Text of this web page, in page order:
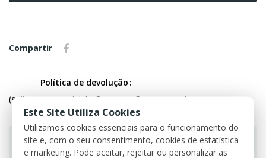
Compartir
Política de devolução
(editar com o módulo Customer Reassurance)
Este Site Utiliza Cookies
Utilizamos cookies essenciais para o funcionamento do
site e, com o seu consentimento, cookies de estatística
e marketing. Pode aceitar, rejeitar ou personalizar as